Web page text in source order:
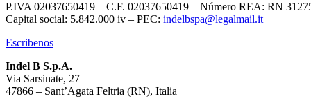
P.IVA 02037650419 – C.F. 02037650419 – Número REA: RN
Capital social: 5.842.000 iv – PEC: indelbspa@legalmail.it
Escribenos
Indel B S.p.A.
Via Sarsinate, 27
47866 – Sant’Agata Feltria (RN), Italia